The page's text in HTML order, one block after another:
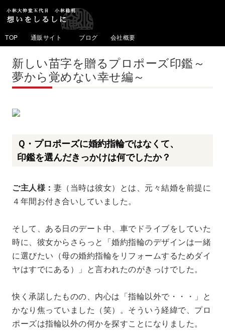
TOP 通販サイト ブログ 会社概要
新しい苗字を贈るプロポーズ印鑑～
夢から覚めない幸せ編～
Ｑ・プロポーズに婚約指輪ではなくて、
印鑑を選んだきっかけは何でしたか？
ご主人様： 妻（当時は彼女）とは、元々結婚を前提に
４年間お付き合いしていました。
そして、ある日のデート中、車でドライブをしていた
時に、彼女からさらっと「婚約指輪のデザインは一緒
に選びたい（母の婚約指輪をリフォームするためダイ
ヤはすでにある）」と言われたのがきっけでした。
快く承諾したものの、内心は「指輪以外で・・・」と
かなり焦っていました（笑）。そういう経緯で、プロ
ポーズは指輪以外の何かを探すことになりました。